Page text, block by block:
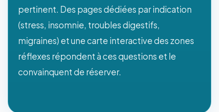
pertinent. Des pages dédiées par indication
(stress, insomnie, troubles digestifs,
migraines) et une carte interactive des zones
réflexes répondent à ces questions et le
convainquent de réserver.